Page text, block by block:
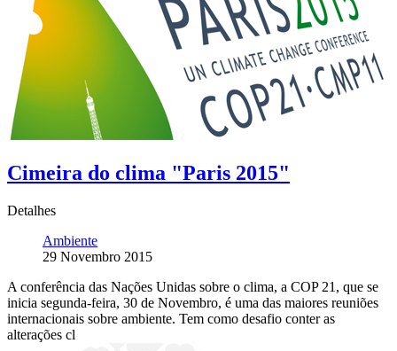
Cimeira do clima "Paris 2015"
Detalhes
Ambiente
29 Novembro 2015
A conferência das Nações Unidas sobre o clima, a COP 21, que se
inicia segunda-feira, 30 de Novembro, é uma das maiores reuniões
internacionais sobre ambiente. Tem como desafio conter as
alterações cl